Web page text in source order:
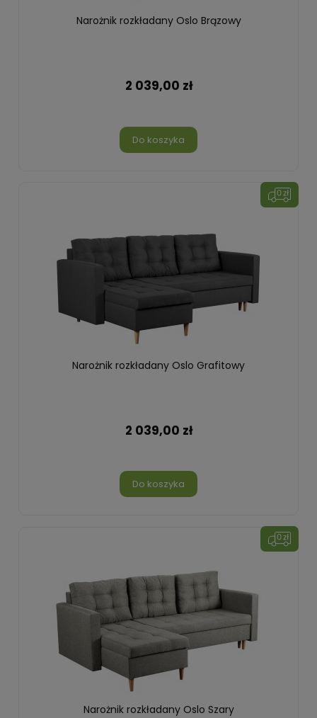
Narożnik rozkładany Oslo Brązowy
2 039,00 zł
Do koszyka
Narożnik rozkładany Oslo Grafitowy
2 039,00 zł
Do koszyka
Narożnik rozkładany Oslo Szary